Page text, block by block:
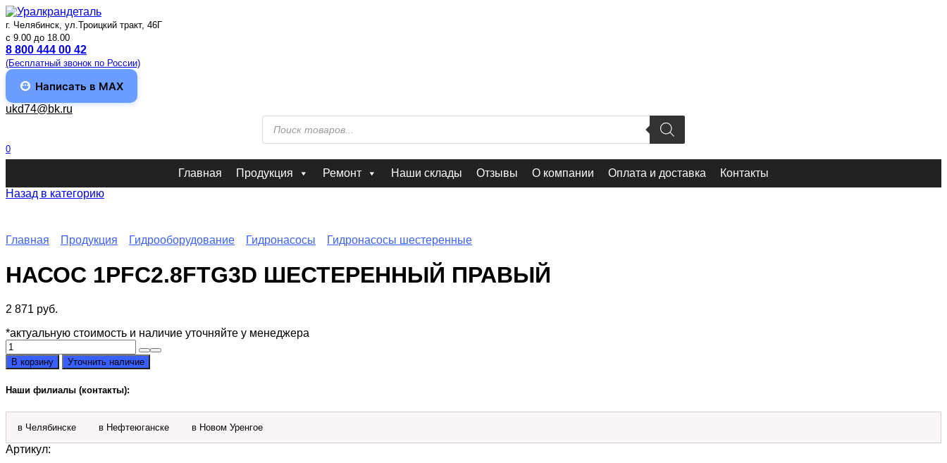
Перейти
к
содержанию
г. Челябинск, ул.Троицкий тракт, 46Г
c 9.00 до 18.00
8 800 444 00 42
(Бесплатный звонок по России)
Написать в MAX
ukd74@bk.ru
Поиск
товаров
0
Главная Продукция Ремонт Наши склады Отзывы О компании Оплата и доставка
Контакты
Назад в категорию
Главная Продукция Гидрооборудование Гидронасосы Гидронасосы шестеренные
НАСОС 1PFC2.8FTG3D ШЕСТЕРЕННЫЙ ПРАВЫЙ
2 871 руб.
*актуальную стоимость и наличие уточняйте у менеджера
Количество
товара
Насос
1PFC2.8FTG3D
шестеренный
правый
В корзину Уточнить наличие
Наши филиалы (контакты):
в Челябинске в Нефтеюганске в Новом Уренгое
Артикул: